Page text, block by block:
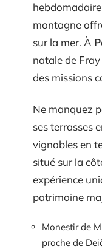
montagne
sur la mer. À
natale de
des missions
Ne manquez
ses terrasses
vignobles en
situé sur la
expérience
patrimoine
Monestir de
proche de